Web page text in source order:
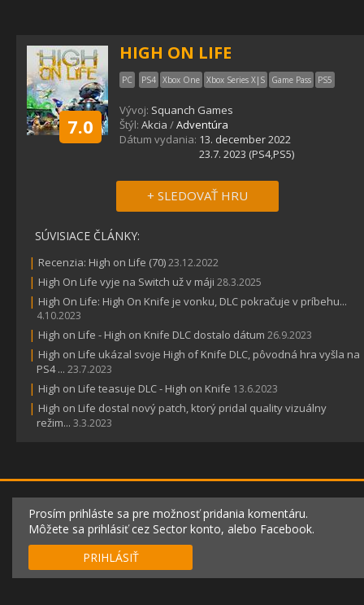
7.0
HIGH ON LIFE
PC PS4 Xbox One Xbox Series X|S Game Pass PS5
Vývoj: Squanch Games
Štýl: Akcia /Adventúra
Dátum vydania: 13. december 2022
23.7. 2023 (PS4,PS5)
+ SLEDOVAŤ HRU
SÚVISIACE ČLÁNKY:
| Recenzia: High on Life (70)23.12.2022
| High On Life vyje na Switch už v máji 28.3.2025
| High On Life: High On Knife je vonku, DLC pokračuje v príbehu...
4.10.2023
| High on Life - High on Knife DLC dostalo dátum 26.9.2023
| High on Life ukázal svoje High of Knife DLC, pôvodná hra vyšla na
PS4 ... 23.7.2023
| High on Life teasuje DLC - High on Knife 13.6.2023
| High on Life dostal nový patch, ktorý pridal quality vizuálny
režim... 3.3.2023
Prosím prihláste sa pre možnosť pridania komentáru.
Môžete sa prihlásiť cez Sector konto, alebo Facebook.
PRIHLÁSIŤ